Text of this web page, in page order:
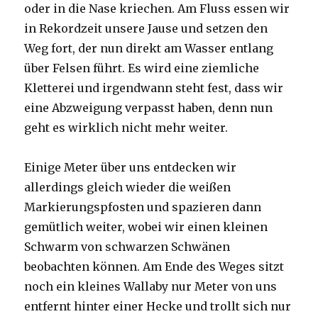
oder in die Nase kriechen. Am Fluss essen wir
in Rekordzeit unsere Jause und setzen den
Weg fort, der nun direkt am Wasser entlang
über Felsen führt. Es wird eine ziemliche
Kletterei und irgendwann steht fest, dass wir
eine Abzweigung verpasst haben, denn nun
geht es wirklich nicht mehr weiter.
Einige Meter über uns entdecken wir
allerdings gleich wieder die weißen
Markierungspfosten und spazieren dann
gemütlich weiter, wobei wir einen kleinen
Schwarm von schwarzen Schwänen
beobachten können. Am Ende des Weges sitzt
noch ein kleines Wallaby nur Meter von uns
entfernt hinter einer Hecke und trollt sich nur